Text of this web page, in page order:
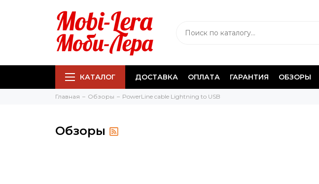
КАТАЛОГ ДОСТАВКА ОПЛАТА ГАРАНТИЯ ОБЗОРЫ
Главная Обзоры PowerLine cable Lightning to USB
Обзоры